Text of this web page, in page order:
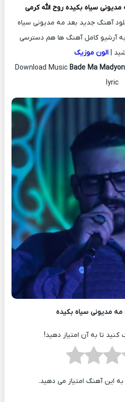
مدیونی سیاه بکیدهروح الله کرمی
آهنگ جدید بعد مه مدیونی سیاه
به آرشیو کامل آهنگ ها هم دسترسی
|الون موزیک
Download Music Bade Ma
lyric
مدیونی سیاه بکیده
تا به آن امتیاز دهید!
این آهنگ امتیاز می دهید.